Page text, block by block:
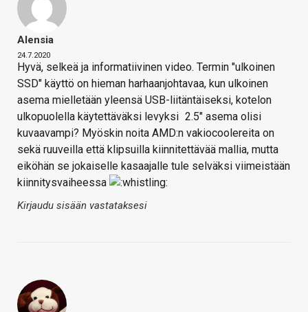
Alensia
24.7.2020
Hyvä, selkeä ja informatiivinen video. Termin "ulkoinen
SSD" käyttö on hieman harhaanjohtavaa, kun ulkoinen
asema mielletään yleensä USB-liitäntäiseksi, kotelon
ulkopuolella käytettäväksi levyksi 2.5" asema olisi
kuvaavampi? Myöskin noita AMD:n vakiocoolereita on
sekä ruuveilla että klipsuilla kiinnitettävää mallia, mutta
eiköhän se jokaiselle kasaajalle tule selväksi viimeistään
kiinnitysvaiheessa
Kirjaudu sisään vastataksesi